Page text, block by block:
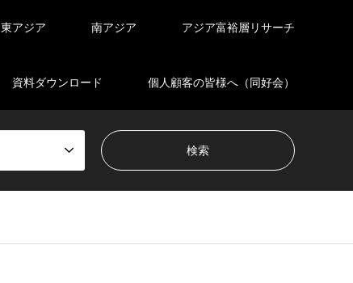
東アジア 南アジア アジア富裕層リサーチ
資料ダウンロード 個人顧客の皆様へ（同好会）